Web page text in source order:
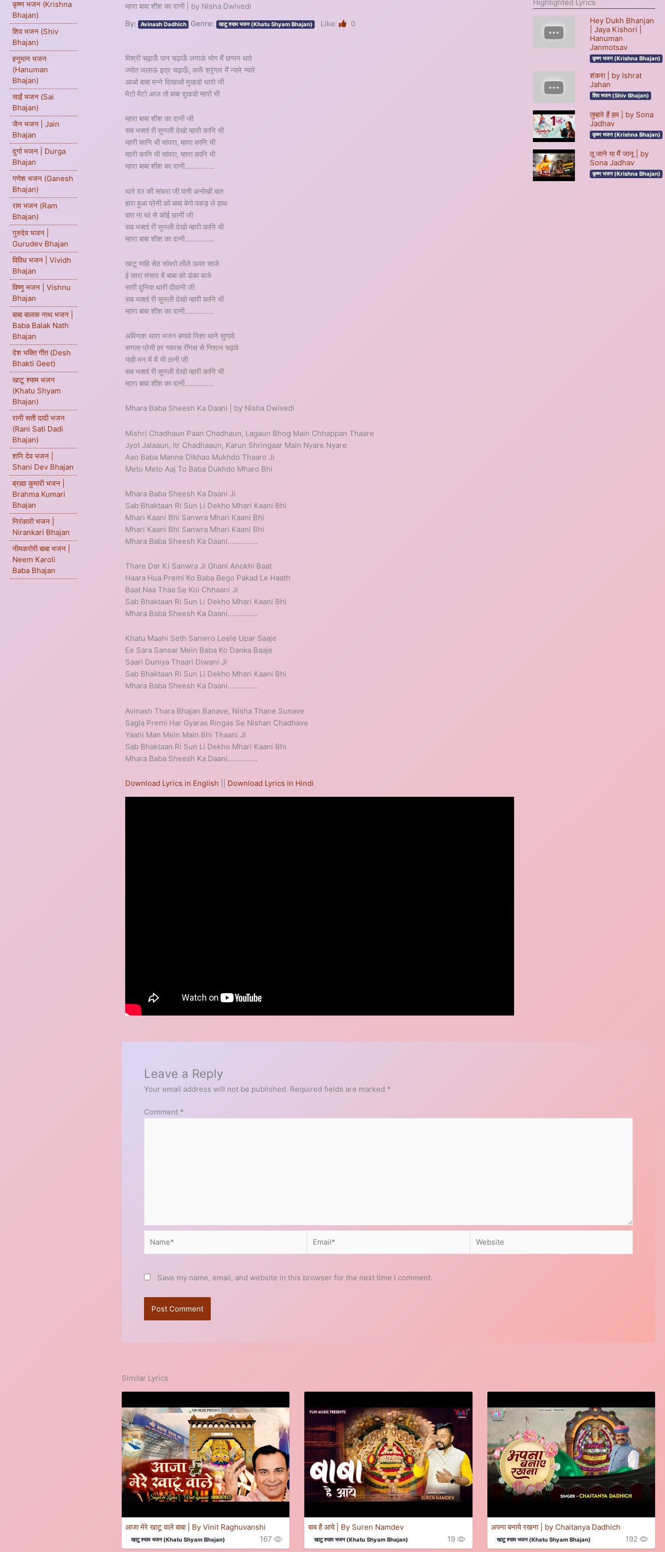
कृष्ण भजन (Krishna
Bhajan)
शिव भजन (Shiv
Bhajan)
हनुमान भजन
(Hanuman
Bhajan)
साईं भजन (Sai
Bhajan)
जैन भजन | Jain
Bhajan
दुर्गा भजन | Durga
Bhajan
गणेश भजन (Ganesh
Bhajan)
राम भजन (Ram
Bhajan)
गुरुदेव भजन |
Gurudev Bhajan
विविध भजन | Vividh
Bhajan
विष्णु भजन | Vishnu
Bhajan
बाबा बालक नाथ भजन |
Baba Balak Nath
Bhajan
देश भक्ति गीत (Desh
Bhakti Geet)
खाटू श्याम भजन
(Khatu Shyam
Bhajan)
रानी सती दादी भजन
(Rani Sati Dadi
Bhajan)
शनि देव भजन |
Shani Dev Bhajan
ब्रह्मा कुमारी भजन |
Brahma Kumari
Bhajan
निरंकारी भजन |
Nirankari Bhajan
नीमकरोरी बाबा भजन |
Neem Karoli
Baba Bhajan
म्हारा बाबा शीश का दानी | by Nisha Dwivedi
By: Avinash Dadhich Genre: खाटू श्याम भजन (Khatu Shyam Bhajan) Like: 0
मिश्री चढ़ाऊँ पान चढ़ाऊँ लगाऊं भोग मैं छप्पन थारे
ज्योत जलाऊं इत्र चढ़ाऊँ, करूँ श्रृंगार मैं न्यारे न्यारे
आओ बाबा मन्ने दिखाओ मुखडो थारो जी
मेटो मेटो आज तो बाबा दुखडो म्हारो भी
म्हारा बाबा शीश का दानी जी
सब भक्तां री सुनली देखो म्हारी कानि भी
म्हारी कानि भी सांवरा, म्हारा कानि भी
म्हारी कानि भी सांवरा, म्हारा कानि भी
म्हारा बाबा शीश का दानी...............
थारे दर की सांवरा जी घणी अनोखी बात
हारा हुआ प्रेमी को बाबा बेगो पकड़ ले हाथ
बात ना थां से कोई छानी जी
सब भक्तां री सुनली देखो म्हारी कानि भी
म्हारा बाबा शीश का दानी...............
खाटू माहि सेठ सांवरो लीले ऊपर साजे
ई सारा संसार में बाबा को डंका बाजे
सारी दुनिया थारी दीवानी जी
सब भक्तां री सुनली देखो म्हारी कानि भी
म्हारा बाबा शीश का दानी...............
अविनाश थारा भजन बणावे निशा थाने सुणावे
सगला प्रेमी हर ग्यारस रींगस से निशान चढ़ावे
याही मन में मैं भी ठानी जी
सब भक्तां री सुनली देखो म्हारी कानि भी
म्हारा बाबा शीश का दानी...............
Mhara Baba Sheesh Ka Daani | by Nisha Dwivedi
Mishri Chadhaun Paan Chadhaun, Lagaun Bhog Main Chhappan Thaare
Jyot Jalaaun, Itr Chadhaaun, Karun Shringaar Main Nyare Nyare
Aao Baba Manne Dikhao Mukhdo Thaaro Ji
Meto Meto Aaj To Baba Dukhdo Mharo Bhi
Mhara Baba Sheesh Ka Daani Ji
Sab Bhaktaan Ri Sun Li Dekho Mhari Kaani Bhi
Mhari Kaani Bhi Sanwra Mhari Kaani Bhi
Mhari Kaani Bhi Sanwra Mhari Kaani Bhi
Mhara Baba Sheesh Ka Daani……………
Thare Dar Ki Sanwra Ji Ghani Anokhi Baat
Haara Hua Premi Ko Baba Bego Pakad Le Haath
Baat Naa Thaa Se Koi Chhaani Ji
Sab Bhaktaan Ri Sun Li Dekho Mhari Kaani Bhi
Mhara Baba Sheesh Ka Daani……………
Khatu Maahi Seth Sanwro Leele Upar Saaje
Ee Sara Sansar Mein Baba Ko Danka Baaje
Saari Duniya Thaari Diwani Ji
Sab Bhaktaan Ri Sun Li Dekho Mhari Kaani Bhi
Mhara Baba Sheesh Ka Daani……………
Avinash Thara Bhajan Banave, Nisha Thane Sunave
Sagla Premi Har Gyaras Ringas Se Nishan Chadhave
Yaahi Man Mein Main Bhi Thaani Ji
Sab Bhaktaan Ri Sun Li Dekho Mhari Kaani Bhi
Mhara Baba Sheesh Ka Daani……………
Download Lyrics in English Download Lyrics in Hindi
Highlighted Lyrics
Hey Dukh Bhanjan
| Jaya Kishori |
Hanuman
Janmotsav
कृष्ण भजन (Krishna Bhajan)
शंकरा | by Ishrat
Jahan
शिव भजन (Shiv Bhajan)
तुम्हारे हैं हम | by Sona
Jadhav
कृष्ण भजन (Krishna Bhajan)
तू जाने या मैं जानू | by
Sona Jadhav
कृष्ण भजन (Krishna Bhajan)
Leave a Reply
Your email address will not be published. Required fields are marked *
Comment *
Save my name, email, and website in this browser for the next time I comment.
Similar Lyrics
आजा मेरे खाटू वाले बाबा | By Vinit Raghuvanshi
खाटू श्याम भजन (Khatu Shyam Bhajan) 167
बाब हैं आये | By Suren Namdev
खाटू श्याम भजन (Khatu Shyam Bhajan) 19
अपना बनाये रखना | by Chaitanya Dadhich
खाटू श्याम भजन (Khatu Shyam Bhajan) 192